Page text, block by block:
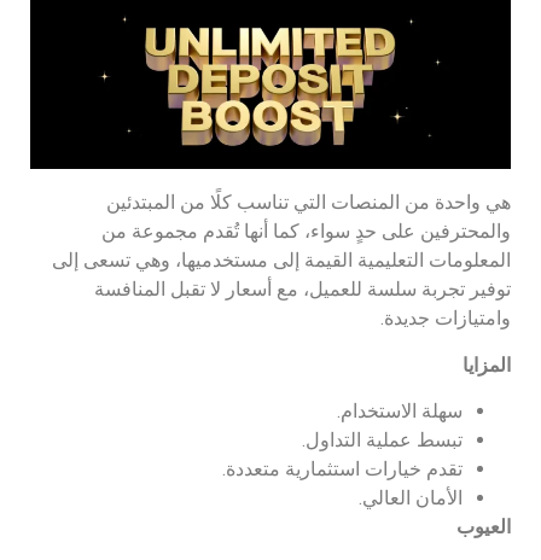
هي واحدة من المنصات التي تناسب كلًا من المبتدئين
والمحترفين على حدٍ سواء، كما أنها تُقدم مجموعة من
المعلومات التعليمية القيمة إلى مستخدميها، وهي تسعى إلى
توفير تجربة سلسة للعميل، مع أسعار لا تقبل المنافسة
وامتيازات جديدة.
المزايا
سهلة الاستخدام.
تبسط عملية التداول.
تقدم خيارات استثمارية متعددة.
الأمان العالي.
العيوب